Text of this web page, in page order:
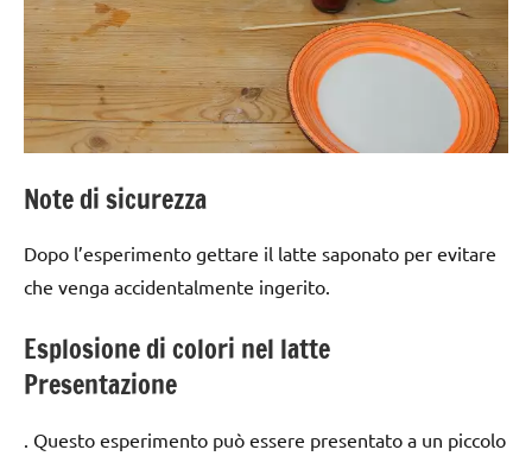
Note di sicurezza
Dopo l’esperimento gettare il latte saponato per evitare
che venga accidentalmente ingerito.
Esplosione di colori nel latte
Presentazione
. Questo esperimento può essere presentato a un piccolo